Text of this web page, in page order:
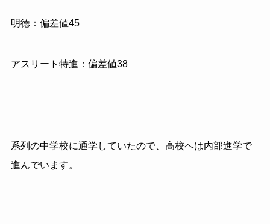
明徳：偏差値45
アスリート特進：偏差値38
系列の中学校に通学していたので、高校へは内部進学で
進んでいます。